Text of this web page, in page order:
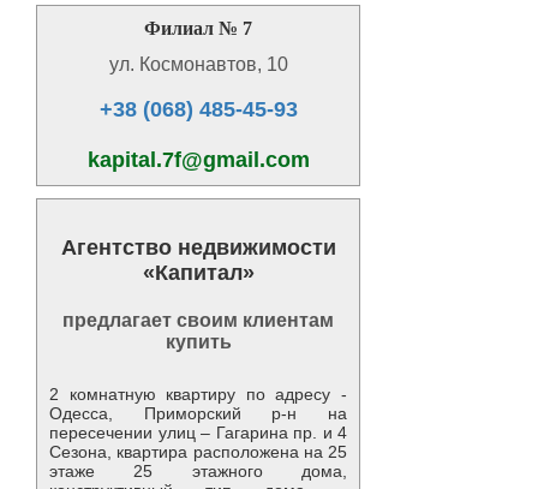
Филиал № 7
ул. Космонавтов, 10
+38 (068) 485-45-93
kapital.7f@gmail.com
Агентство недвижимости
«Капитал»
предлагает своим клиентам
купить
2 комнатную квартиру по адресу -
Одесса, Приморский р-н на
пересечении улиц – Гагарина пр. и 4
Сезона, квартира расположена на 25
этаже 25 этажного дома,